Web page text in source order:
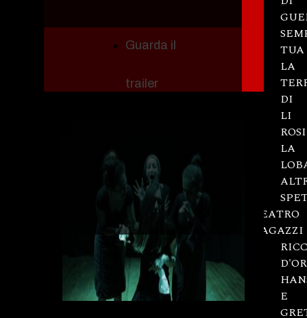
TUA
LA
DI
LI
ROSI
LA
TEATRO
RAGAZZI
E
Guarda il
trailer